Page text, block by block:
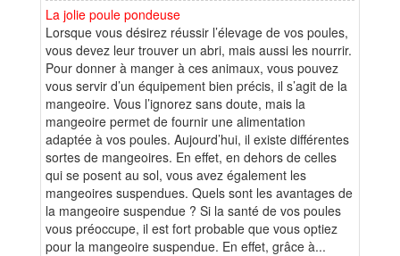
La jolie poule pondeuse
Lorsque vous désirez réussir l’élevage de vos poules,
vous devez leur trouver un abri, mais aussi les nourrir.
Pour donner à manger à ces animaux, vous pouvez
vous servir d’un équipement bien précis, il s’agit de la
mangeoire. Vous l’ignorez sans doute, mais la
mangeoire permet de fournir une alimentation
adaptée à vos poules. Aujourd’hui, il existe différentes
sortes de mangeoires. En effet, en dehors de celles
qui se posent au sol, vous avez également les
mangeoires suspendues. Quels sont les avantages de
la mangeoire suspendue ? Si la santé de vos poules
vous préoccupe, il est fort probable que vous optiez
pour la mangeoire suspendue. En effet, grâce à...